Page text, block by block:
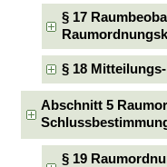
§ 17
§ 18
Abschnitt 5
§ 19